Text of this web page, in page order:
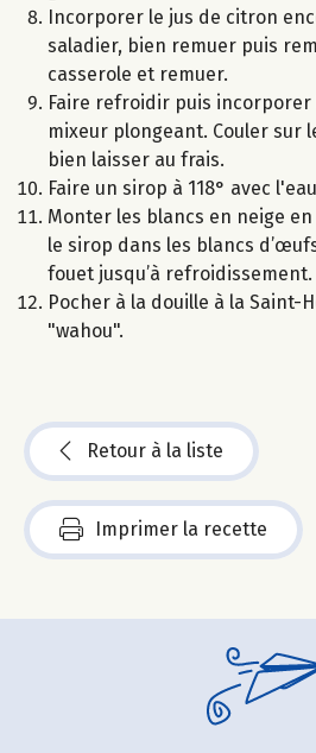
Incorporer le jus de citron
saladier, bien remuer puis
casserole et remuer.
Faire refroidir puis incorporer
mixeur plongeant. Couler sur
bien laisser au frais.
Faire un sirop à 118° avec
Monter les blancs en neige
le sirop dans les blancs
fouet jusqu’à refroidissement.
Pocher à la douille à la Saint-
"wahou".
Retour à la liste
Imprimer la recette